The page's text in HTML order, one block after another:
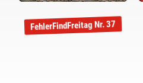
FehlerFindFreitag Nr. 37